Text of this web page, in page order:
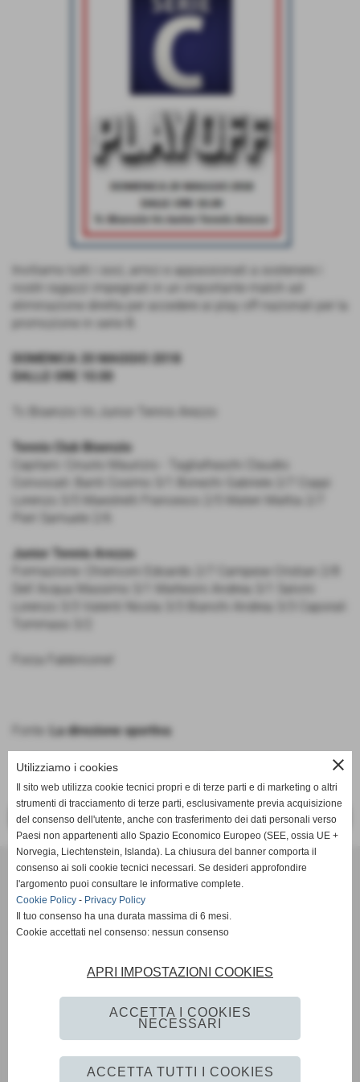
Invitiamo tutti i soci, amici e appassionati a sostenere i
nostri ragazzi impegnati in un importante match ad
eliminazione diretta per accedere ai play off nazionali per la
promozione in serie B.
DOMENICA 20 MAGGIO 2018
DALLE ORE 10.00
Tc Bisenzio Vs Junior Tennis Arezzo
Tennis Club Bisenzio
Capitani: Ciruolo Maurizio - Tagliafraschi Claudio
Convocati: Banti Cosimo 3/1 Bonechi Gabriele 2/7 Coppi
Lorenzo 3/5 Maestrelli Francesco 2/5 Materi Mattia 2/7
Pieri Samuele 2/6
Junior Tennis Arezzo
Formazione: Chiericoni Edoardo 2/7 Campese Cristian 2/8
Dell´Acqua Massimo 3/1 Mattesini Andrea 3/1 Salvini
Lorenzo 3/3 Valenti Nicola 3/3 Bianchi Andrea 3/3 Caporali
Tommaso 3/2
Forza Fabbricone!
La direzione sportiva
<< PRECEDENTE SUCCESSIVO >>
Tennis Club Bisenzio ASD
Via Ada Negri, 15 - 59100 - Prato
P.I. 01526410970 C.F 92006510488
Codice univoco: M5UXCR1
Coordinate bancarie: Banco Desio IBAN IT11A0344002811000000510100 -
Tel. 0574/46.56.49
info@tcbisenzio.it direzione@tcbisenzio.it
Privacy Policy-Cookie Policy
close
Utilizziamo i cookies
Il sito web utilizza cookie tecnici propri e di terze parti e di marketing o altri
strumenti di tracciamento di terze parti, esclusivamente previa acquisizione
del consenso dell'utente, anche con trasferimento dei dati personali verso
Paesi non appartenenti allo Spazio Economico Europeo (SEE, ossia UE +
Norvegia, Liechtenstein, Islanda). La chiusura del banner comporta il
consenso ai soli cookie tecnici necessari. Se desideri approfondire
l'argomento puoi consultare le informative complete.
Cookie Policy - Privacy Policy
Il tuo consenso ha una durata massima di 6 mesi.
Cookie accettati nel consenso: nessun consenso
APRI IMPOSTAZIONI COOKIES
ACCETTA I COOKIES
NECESSARI
ACCETTA TUTTI I COOKIES